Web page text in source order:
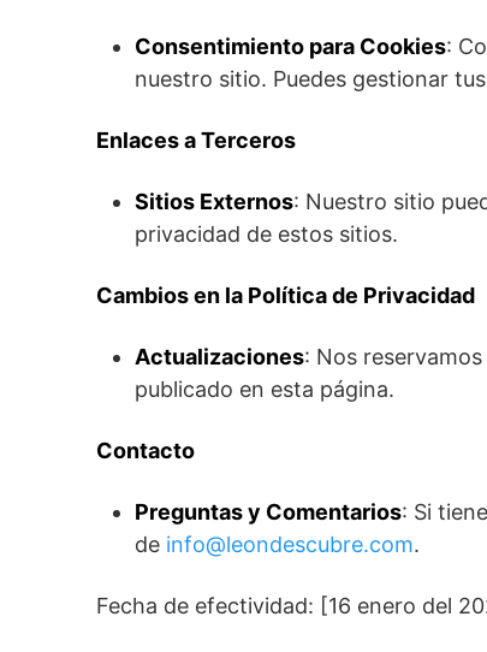
Consentimiento para Cookies:
nuestro sitio. Puedes gestionar
Enlaces a Terceros
Sitios Externos: Nuestro sitio
privacidad de estos sitios.
Cambios en la Política de Privacidad
Actualizaciones: Nos
publicado en esta página.
Contacto
Preguntas y Comentarios: Si
de info@leondescubre.com.
Fecha de efectividad: [16 enero del